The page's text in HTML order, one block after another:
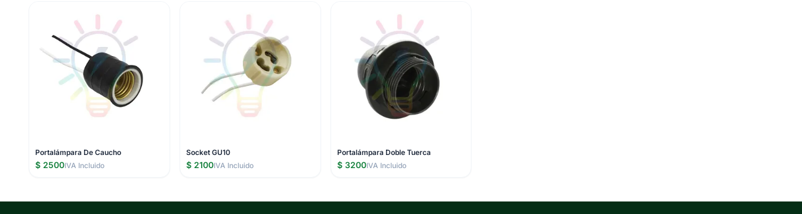
Portalámpara De Caucho
$ 2500IVA Incluido
Socket GU10
$ 2100IVA Incluido
Portalámpara Doble Tuerca
$ 3200IVA Incluido